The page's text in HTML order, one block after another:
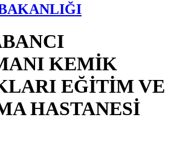
KEMİK
EĞİTİM VE
HASTANESİ